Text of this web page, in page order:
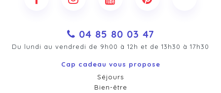
04 85 80 03 47
Du lundi au vendredi de 9h00 à 12h et de 13h30 à 17h30
Cap cadeau vous propose
Séjours
Bien-être